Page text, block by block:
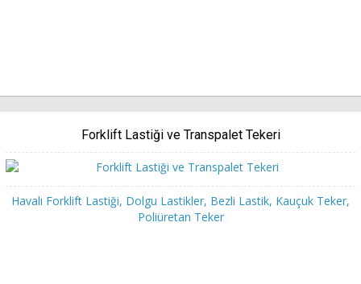
Forklift Lastiği ve Transpalet Tekeri
Havalı Forklift Lastiği, Dolgu Lastikler, Bezli Lastik, Kauçuk Teker,
Poliüretan Teker